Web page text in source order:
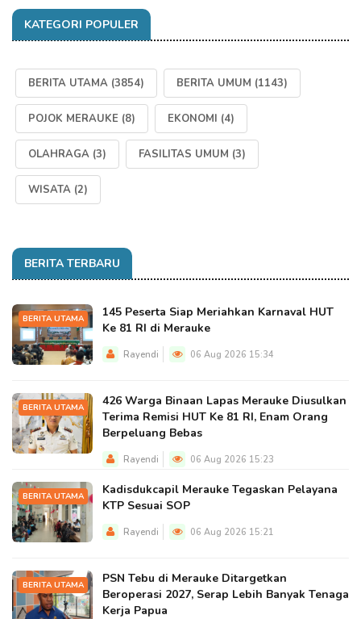
KATEGORI POPULER
BERITA UTAMA (3854) BERITA UMUM (1143)
POJOK MERAUKE (8) EKONOMI (4)
OLAHRAGA (3) FASILITAS UMUM (3)
WISATA (2)
BERITA TERBARU
BERITA UTAMA
145 Peserta Siap Meriahkan Karnaval HUT
Ke 81 RI di Merauke
Rayendi 06 Aug 2026 15:34
BERITA UTAMA
426 Warga Binaan Lapas Merauke Diusulkan
Terima Remisi HUT Ke 81 RI, Enam Orang
Berpeluang Bebas
Rayendi 06 Aug 2026 15:23
BERITA UTAMA
Kadisdukcapil Merauke Tegaskan Pelayana
KTP Sesuai SOP
Rayendi 06 Aug 2026 15:21
BERITA UTAMA
PSN Tebu di Merauke Ditargetkan
Beroperasi 2027, Serap Lebih Banyak Tenaga
Kerja Papua